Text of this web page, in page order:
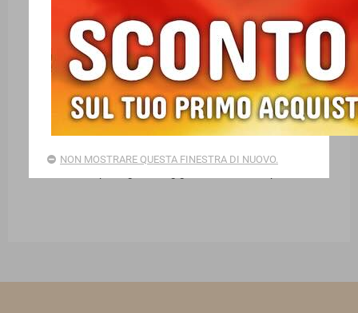
PUZZLE RAVENSBURGER PER BAMBINI
Nuovi arrivi Ravensburger: puzzle e set di puzzle per
NON MOSTRARE QUESTA FINESTRA DI NUOVO.